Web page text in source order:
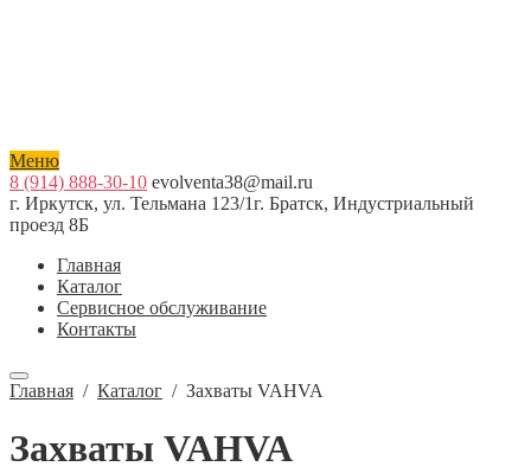
Меню
8 (914) 888-30-10 evolventa38@mail.ru
г. Иркутск, ул. Тельмана 123/1г. Братск, Индустриальный
проезд 8Б
Главная
Каталог
Сервисное обслуживание
Контакты
Главная / Каталог / Захваты VAHVA
Захваты VAHVA